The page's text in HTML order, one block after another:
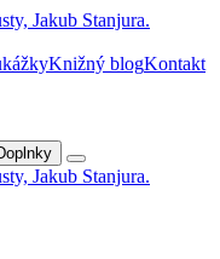
Knižný blogKontakt